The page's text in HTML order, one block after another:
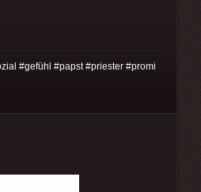
#gefühl #papst #priester #promi